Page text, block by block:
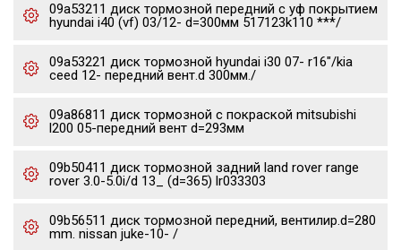
09a53211 диск тормозной передний с уф покрытием
hyundai i40 (vf) 03/12- d=300мм 517123k110 ***/
09a53221 диск тормозной hyundai i30 07- r16"/kia
ceed 12- передний вент.d 300мм./
09a86811 диск тормозной с покраской mitsubishi
l200 05-передний вент d=293мм
09b50411 диск тормозной задний land rover range
rover 3.0-5.0i/d 13_ (d=365) lr033303
09b56511 диск тормозной передний, вентилир.d=280
mm. nissan juke-10- /